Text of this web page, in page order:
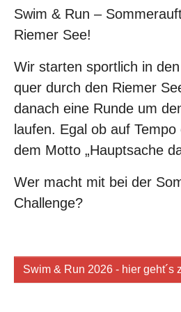
Swim & Run –
Riemer See!
Wir starten sportlich in
quer durch den Riemer
danach eine Runde um
laufen. Egal ob auf
dem Motto „Hauptsache
Wer macht mit bei der
Challenge?
Swim & Run 2026 - hier geht´s